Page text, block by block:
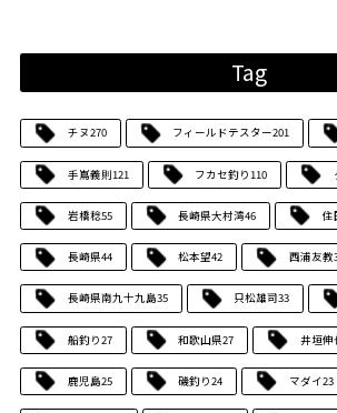
Tag
チヌ270 フィールドテスター201
手嶌義則121 フカセ釣り 110
岩橋稔55 長崎県大村湾46 住
長崎県44 松本望42 西浦友教
長崎県南九十九島35 只松雄司33
船釣り27 和歌山県27 井垣伸
鹿児島25 磯釣り24 マダイ23